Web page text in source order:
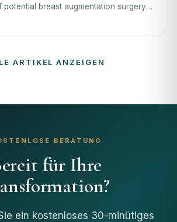
potential breast augmentation surgery
ARTIKEL ANZEIGEN
BERATUNG
für Ihre
ein kostenloses 30-minütiges